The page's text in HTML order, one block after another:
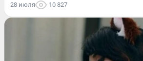
28 июля 10 827